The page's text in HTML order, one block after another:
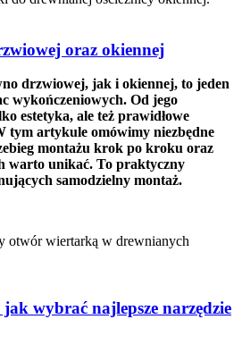
oraz okiennej
drzwiowej, jak i okiennej, to jeden
wykończeniowych. Od jego
estetyka, ale też prawidłowe
tym artykule omówimy niezbędne
montażu krok po kroku oraz
warto unikać. To praktyczny
samodzielny montaż.
wybrać najlepsze narzędzie